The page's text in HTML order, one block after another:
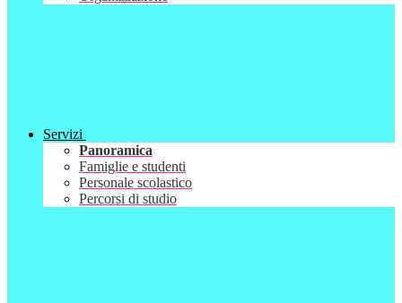
Servizi
Panoramica
Famiglie e studenti
Personale scolastico
Percorsi di studio